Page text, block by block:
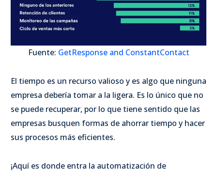
Fuente: GetResponse and ConstantContact
El tiempo es un recurso valioso y es algo que ninguna
empresa debería tomar a la ligera. Es lo único que no
se puede recuperar, por lo que tiene sentido que las
empresas busquen formas de ahorrar tiempo y hacer
sus procesos más eficientes.
¡Aquí es donde entra la automatización de